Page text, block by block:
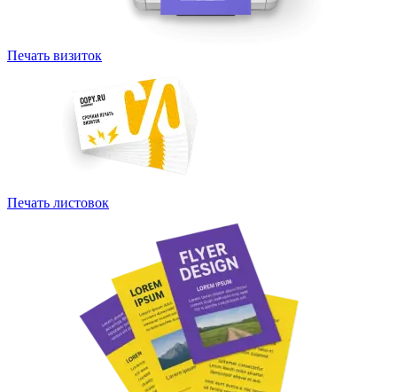
Печать визиток
Печать листовок